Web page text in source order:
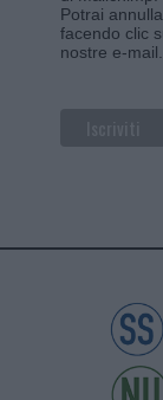
Potrai
facendo clic
nostre e-mail.